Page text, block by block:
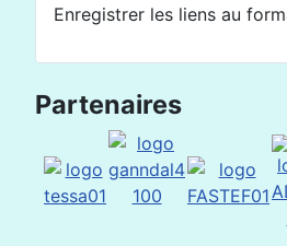
Enregistrer les liens au
Partenaires